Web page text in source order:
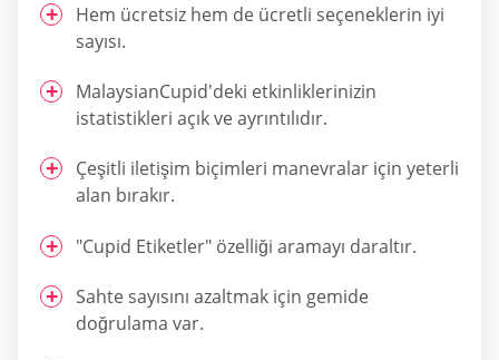
Hem ücretsiz hem de ücretli seçeneklerin iyi
sayısı.
MalaysianCupid'deki etkinliklerinizin
istatistikleri açık ve ayrıntılıdır.
Çeşitli iletişim biçimleri manevralar için yeterli
alan bırakır.
"Cupid Etiketler" özelliği aramayı daraltır.
Sahte sayısını azaltmak için gemide
doğrulama var.